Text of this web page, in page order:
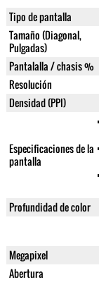
Tipo de pantalla
Tamaño (Diagonal,
Pulgadas)
Pantalalla / chasis %
Resolución
Densidad (PPI)
Especificaciones de la
pantalla
Profundidad de color
Megapixel
Abertura